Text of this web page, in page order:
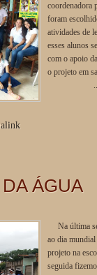
coordenadora
foram
atividades de
esses alunos
com o apoio
o projeto em
ÁGUA
Na última
ao dia mundial
projeto na
seguida